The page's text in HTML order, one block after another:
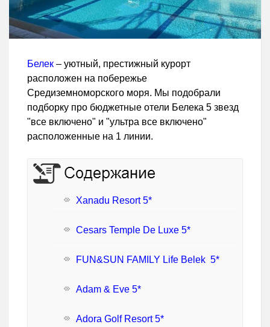
Белек – уютный, престижный курорт
расположен на побережье
Средиземноморского моря. Мы подобрали
подборку про бюджетные отели Белека 5 звезд
"все включено" и "ультра все включено"
расположенные на 1 линии.
Xanadu Resort 5*
Cesars Temple De Luxe 5*
FUN&SUN FAMILY Life Belek 5*
Adam & Eve 5*
Adora Golf Resort 5*